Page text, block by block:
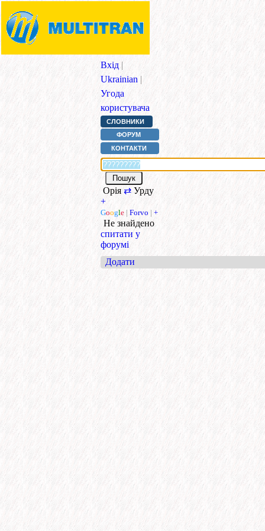
Вхід |
Ukrainian |
Угода
користувача
СЛОВНИКИ
ФОРУМ
КОНТАКТИ
Орія ⇄ Урду
+
Google | Forvo | +
Не знайдено
спитати у
форумі
Додати